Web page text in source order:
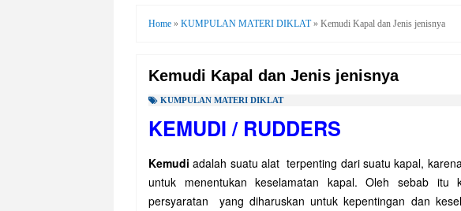
Home » KUMPULAN MATERI DIKLAT» Kemudi Kapal dan Jenis jenisnya
Kemudi Kapal dan Jenis jenisnya
KUMPULAN MATERI DIKLAT
KEMUDI / RUDDERS
Kemudi adalah suatu alat terpenting dari suatu kapal,
untuk menentukan keselamatan kapal. Oleh sebab itu
persyaratan yang diharuskan untuk kepentingan dan